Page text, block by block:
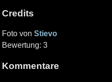
Credits
Foto von Stievo
Bewertung: 3
Kommentare